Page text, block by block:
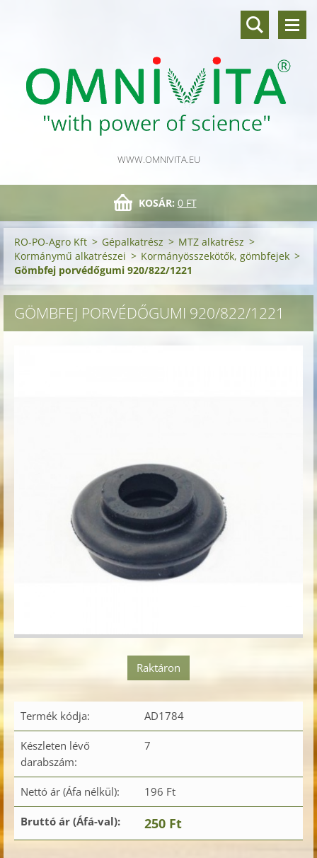
WWW.OMNIVITA.EU
KOSÁR: 0 FT
RO-PO-Agro Kft > Gépalkatrész > MTZ alkatrész >
Kormánymű alkatrészei > Kormányösszekötők, gömbfejek >
Gömbfej porvédőgumi 920/822/1221
GÖMBFEJ PORVÉDŐGUMI 920/822/1221
Raktáron
Termék kódja: AD1784
Készleten lévő
darabszám:
7
Nettó ár (Áfa nélkül): 196 Ft
Bruttó ár (Áfá-val): 250 Ft